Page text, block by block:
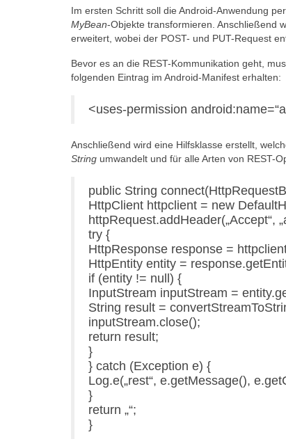
Im ersten Schritt soll die Android-Anwendung
MyBean-Objekte transformieren. Anschließend
erweitert, wobei der POST- und PUT-Request
Bevor es an die REST-Kommunikation geht,
folgenden Eintrag im Android-Manifest erhalten:
<uses-permission
Anschließend wird eine Hilfsklasse erstellt,
String umwandelt und für alle Arten von REST-
public String
HttpClient httpclient = new
httpRequest.addHeader(„Accept“,
try {
HttpResponse response =
HttpEntity entity =
if (entity != null) {
InputStream inputStream =
String result =
inputStream.close();
return result;
}
} catch (Exception e) {
Log.e(„rest“, e.getMessage(),
}
return „“;
}